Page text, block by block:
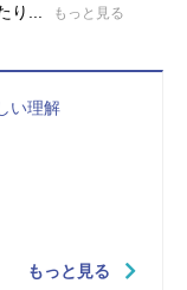
り...
もっと見る
い理解
もっと見る